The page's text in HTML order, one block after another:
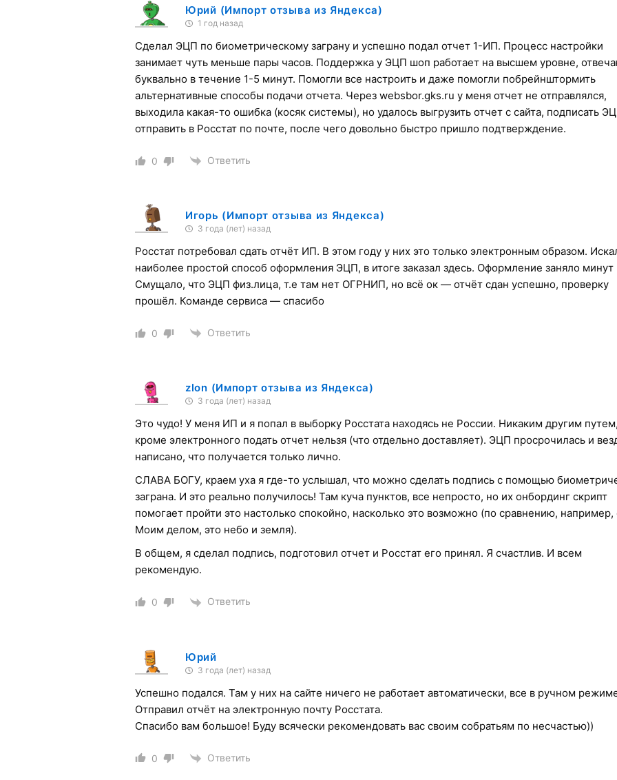
Юрий (Импорт отзыва из Яндекса)
1 год назад
Сделал ЭЦП по биометрическому заграну и успешно подал отчет 1-ИП. Процесс настройки
занимает чуть меньше пары часов. Поддержка у ЭЦП шоп работает на высшем уровне,
буквально в течение 1-5 минут. Помогли все настроить и даже помогли побрейнштормить
альтернативные способы подачи отчета. Через websbor.gks.ru у меня отчет не отправлялся,
выходила какая-то ошибка (косяк системы), но удалось выгрузить отчет с сайта, подписать
отправить в Росстат по почте, после чего довольно быстро пришло подтверждение.
0 Ответить
Игорь (Импорт отзыва из Яндекса)
3 года (лет) назад
Росстат потребовал сдать отчёт ИП. В этом году у них это только электронным образом.
наиболее простой способ оформления ЭЦП, в итоге заказал здесь. Оформление заняло
Смущало, что ЭЦП физ.лица, т.е там нет ОГРНИП, но всё ок — отчёт сдан успешно, проверку
прошёл. Команде сервиса — спасибо
0 Ответить
zlon (Импорт отзыва из Яндекса)
3 года (лет) назад
Это чудо! У меня ИП и я попал в выборку Росстата находясь не России. Никаким другим
кроме электронного подать отчет нельзя (что отдельно доставляет). ЭЦП просрочилась и
написано, что получается только лично.
СЛАВА БОГУ, краем уха я где-то услышал, что можно сделать подпись с помощью
заграна. И это реально получилось! Там куча пунктов, все непросто, но их онбординг скрипт
помогает пройти это настолько спокойно, насколько это возможно (по сравнению, например,
Моим делом, это небо и земля).
В общем, я сделал подпись, подготовил отчет и Росстат его принял. Я счастлив. И всем
рекомендую.
0 Ответить
Юрий
3 года (лет) назад
Успешно подался. Там у них на сайте ничего не работает автоматически, все в ручном
Отправил отчёт на электронную почту Росстата.
Спасибо вам большое! Буду всячески рекомендовать вас своим собратьям по несчастью))
0 Ответить